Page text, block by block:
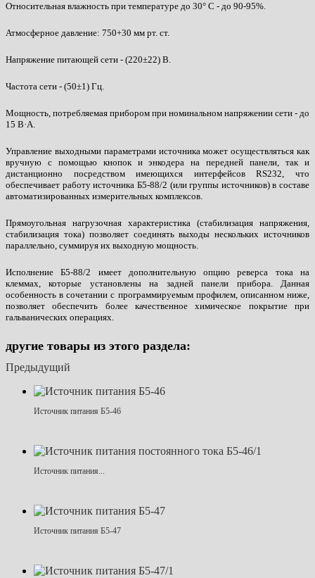
Относительная влажность при температуре до 30° С - до 90-95%.
Атмосферное давление: 750+30 мм рт. ст.
Напряжение питающей сети - (220±22) В.
Частота сети - (50±1) Гц.
Мощность, потребляемая прибором при номинальном напряжении сети - до
15 В·А.
Управление выходными параметрами источника может осуществляться как
вручную с помощью кнопок и энкодера на передней панели, так и
дистанционно посредством имеющихся интерфейсов RS232, что
обеспечивает работу источника Б5-88/2 (или группы источников) в составе
автоматизированных измерительных комплексов.
Прямоугольная нагрузочная характеристика (стабилизация напряжения,
стабилизация тока) позволяет соединять выходы нескольких источников
параллельно, суммируя их выходную мощность.
Исполнение Б5-88/2 имеет дополнительную опцию реверса тока на
клеммах, которые установлены на задней панели прибора. Данная
особенность в сочетании с программируемым профилем, описанном ниже,
позволяет обеспечить более качественное химическое покрытие при
гальванических операциях.
другие товары из этого раздела:
Предыдущий
Источник питания Б5-46
Источник питания...
Источник питания Б5-47